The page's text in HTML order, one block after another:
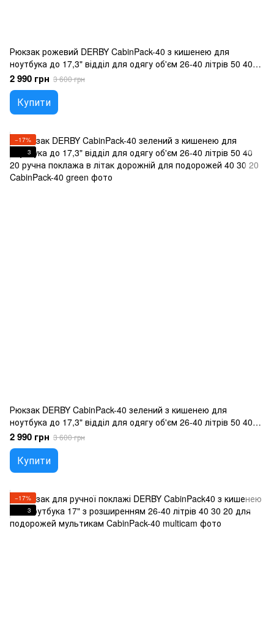
Рюкзак рожевий DERBY CabinPack-40 з кишенею для
ноутбука до 17,3" відділ для одягу об'єм 26-40 літрів 50 40
20 ручна поклажа в літак дорожній для подорожей 40 30 20
2 990 грн 3 600 грн
Купити
−17%
3
Рюкзак DERBY CabinPack-40 зелений з кишенею для
ноутбука до 17,3" відділ для одягу об'єм 26-40 літрів 50 40
20 ручна поклажа в літак дорожній для подорожей 40 30 20
2 990 грн 3 600 грн
Купити
−17%
3